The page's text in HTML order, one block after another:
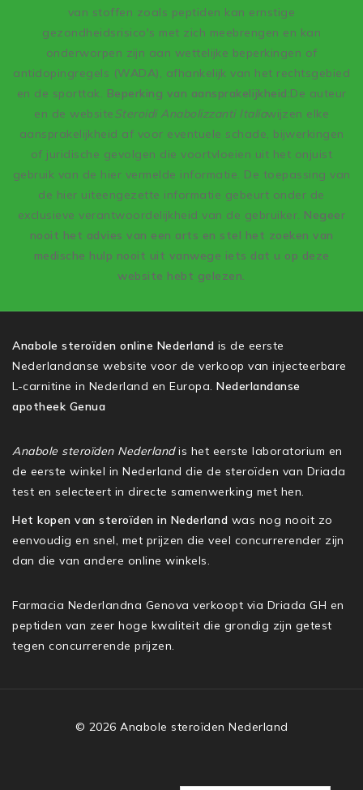
van stoffen zoals peptiden kan ernstige
gezondheidsrisico's met zich meebrengen en kan
onderworpen zijn aan wettelijke beperkingen of
antidopingregels (WADA), afhankelijk van het rechtsgebied
en de sporttak. Beperking van aansprakelijkheid:De auteur
en de websiteSteroidi Anabolizzanti Italiawijzen elke
aansprakelijkheid af voor eventuele schade, bijwerkingen
of juridische gevolgen die voortvloeien uit het onjuist
gebruik van de hier vermelde informatie. De toepassing van
de hier uiteengezette informatie gebeurt onder de
exclusieve verantwoordelijkheid van de gebruiker. Negeer
nooit het advies van een arts en stel het zoeken van
medische hulp nooit uit vanwege iets dat u op deze
website hebt gelezen.
Anabole steroïden online Nederland is de eerste
Nederlandanse website voor de verkoop van injecteerbare
L-carnitine in Nederland en Europa. Nederlandanse
apotheek Genua
Anabole steroïden Nederlandis het eerste laboratorium en
de eerste winkel in Nederland die de steroïden van Driada
test en selecteert in directe samenwerking met hen.
Het kopen van steroïden in Nederland was nog nooit zo
eenvoudig en snel, met prijzen die veel concurrerender zijn
dan die van andere online winkels.
Farmacia Nederlandna Genova verkoopt via Driada GH en
peptiden van zeer hoge kwaliteit die grondig zijn getest
tegen concurrerende prijzen.
© 2026 Anabole steroïden Nederland